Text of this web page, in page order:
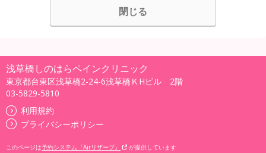
閉じる
浅草橋しのはらペインクリニック
東京都台東区浅草橋2-24-6浅草橋ＫHビル 2階
03-5829-5810
利用規約
プライバシーポリシー
このページは予約システム『Airリザーブ』 が提供しています